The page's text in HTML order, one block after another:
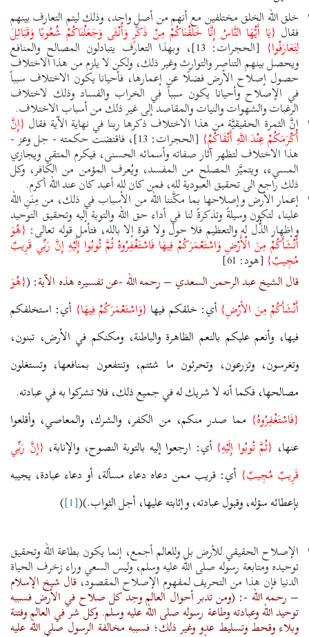
خلق الله الخلق مختلفين مع أنهم من أصلٍ واحد، وذلك ليتم التعارف بينهم
فقال {يَا أَيُّهَا النَّاسُ إِنَّا خَلَقْنَاكُمْ مِنْ ذَكَرٍ وَأُنْثَى وَجَعَلْنَاكُمْ شُعُوبًا وَقَبَائِلَ
لِتَعَارَفُوا} [الحجرات: 13]، وبهذا التعارف يتبادلون المصالح والمنافع
ويحصل بينهم التناصر والتوارث وغير ذلك، ولكن لا يلزم من هذا الاختلاف
حصول إصلاح الأرض فضلًا عن إعمارها، فأحيانا يكون الاختلاف سبباً
في الإصلاح وأحيانا يكون سبباً في الخراب والفساد وذلك لاختلاف
الرغبات والشهوات والنيات والمقاصد إلى غير ذلك من أسباب الاختلاف.
إنَّ الثمرة الحقيقيَّة من هذا الاختلاف ذكرها ربنا في نهاية الآية فقال {إِنَّ
أَكْرَمَكُمْ عِنْدَ اللَّهِ أَتْقَاكُمْ} [الحجرات: 13]، فاقتضت حكمته - جل وعز -
هذا الاختلاف لتظهر آثار صفاته وأسمائه الحسنى، فيكرم المتقي ويجازي
المسيء، ويتميَّز المصلح من المفسد، ويُعرف المؤمن من الكافر، وكل
ذلك راجع الى تحقيق العبودية لله، فمن كان لله أعبد كان عند الله أكرم.
إعمار الأرض وإصلاحها بما مكَّننا الله من الأسباب في ذلك، من مِنَنِ الله
علينا، لتكون وسيلةً وتذكرةً لنا في أداء حق الله والتوبة إليه وتحقيق التوحيد
وإظهار الذُّل له والتعظيم فلا حول ولا قوة إلا بالله، فتأمل قوله تعالى: {هُوَ
أَنْشَأَكُمْ مِنَ الْأَرْضِ وَاسْتَعْمَرَكُمْ فِيهَا فَاسْتَغْفِرُوهُ ثُمَّ تُوبُوا إِلَيْهِ إِنَّ رَبِّي قَرِيبٌ
مُجِيبٌ} [هود: 61]
قال الشيخ عبد الرحمن السعدي – رحمه الله -عن تفسيره هذه الآية: ({هُوَ
أَنْشَأَكُمْ مِنَ الأرْضِ} أي: خلقكم فيها {وَاسْتَعْمَرَكُمْ فِيهَا} أي: استخلفكم
فيها، وأنعم عليكم بالنعم الظاهرة والباطنة، ومكنكم في الأرض، تبنون،
وتغرسون، وتزرعون، وتحرثون ما شئتم، وتنتفعون بمنافعها، وتستغلون
مصالحها، فكما أنه لا شريك له في جميع ذلك، فلا تشركوا به في عبادته.
{فَاسْتَغْفِرُوهُ} مما صدر منكم، من الكفر، والشرك، والمعاصي، وأقلعوا
عنها، {ثُمَّ تُوبُوا إِلَيْهِ} أي: ارجعوا إليه بالتوبة النصوح، والإنابة، {إِنَّ رَبِّي
قَرِيبٌ مُجِيبٌ} أي: قريب ممن دعاه دعاء مسألة، أو دعاء عبادة، يجيبه
بإعطائه سؤله، وقبول عبادته، وإثابته عليها، أجل الثواب.)([1]
)
الإصلاح الحقيقي للأرض بل وللعالم أجمع، إنما يكون بطاعة الله وتحقيق
توحيده ومتابعة رسوله صلى الله عليه وسلم، وليس السعي وراء زخرف الحياة
الدنيا فإن هذا من التحريف لمفهوم الإصلاح المقصود،قال شيخ الإسلام
– رحمه الله -: (ومن تدبر أحوال العالم وجد كل صلاح في الأرض فسببه
توحيد الله وعبادته وطاعة رسوله صلى الله عليه وسلم. وكل شر في العالم وفتنة
وبلاء وقحط وتسليط عدو وغير ذلك؛ فسببه مخالفة الرسول صلى الله عليه